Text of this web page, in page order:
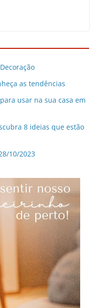
as tendências
usar na sua casa em
8 ideias que estão
10/2023